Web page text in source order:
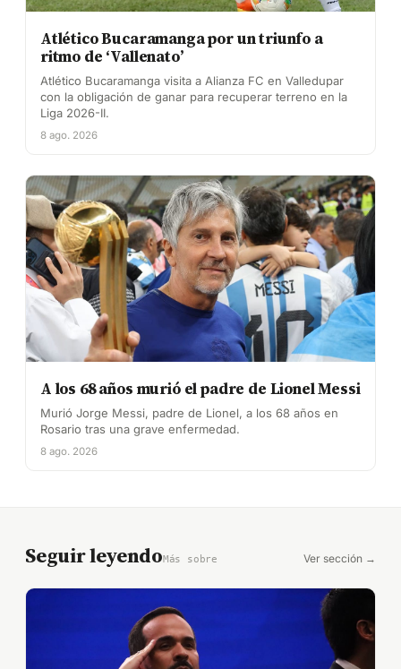
Atlético Bucaramanga por un triunfo a
ritmo de ‘Vallenato’
Atlético Bucaramanga visita a Alianza FC en Valledupar
con la obligación de ganar para recuperar terreno en la
Liga 2026-II.
8 ago. 2026
A los 68 años murió el padre de Lionel Messi
Murió Jorge Messi, padre de Lionel, a los 68 años en
Rosario tras una grave enfermedad.
8 ago. 2026
Seguir leyendoMás sobre Ver sección →